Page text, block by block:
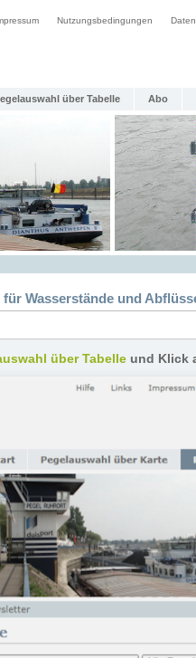
Nutzungsbedingungen
über Tabelle Abo
Wasserstände und
über Tabelleund Klick